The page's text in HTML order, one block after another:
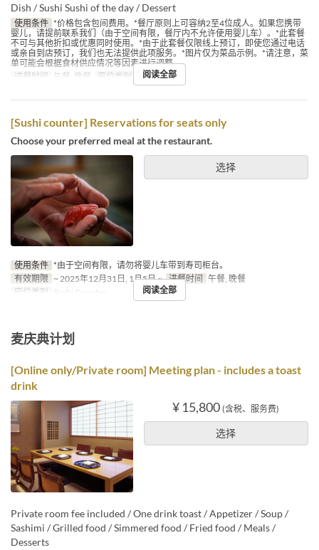
Dish / Sushi Sushi of the day / Dessert
使用条件 *价格包含包间费用。*餐厅原则上可容纳2至4位成人。如果您携带
婴儿，请提前联系我们（由于空间有限，餐厅内不允许使用婴儿车）。*此套餐
不可与其他折扣或优惠同时使用。*由于此套餐仅限线上预订，即使您通过电话
或亲自到店预订，我们也无法提供此项服务。*图片仅为菜品示例。*请注意，菜
单可能会根据食材供应情况等因素进行调整。
进餐时间
午餐, 晚餐 座位类别 寿司個室
阅读全部
[Sushi counter] Reservations for seats only
Choose your preferred meal at the restaurant.
选择
使用条件 *由于空间有限，请勿将婴儿车带到寿司柜台。
有效期限 ~ 2025年12月31日, 1月5日 ~ 进餐时间 午餐, 晚餐
座位类别 Sushi Counter 阅读全部
麦庆典计划
[Online only/Private room] Meeting plan - includes a toast
drink
¥ 15,800 (含税、服务费)
选择
Private room fee included / One drink toast / Appetizer / Soup /
Sashimi / Grilled food / Simmered food / Fried food / Meals /
Desserts